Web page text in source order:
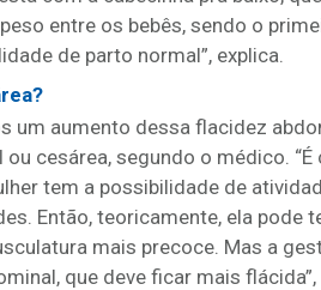
entre os bebês, sendo o
de parto normal”, explica.
um aumento dessa flacidez
cesárea, segundo o médico. “É
tem a possibilidade de
Então, teoricamente, ela pode
mais precoce. Mas a
que deve ficar mais